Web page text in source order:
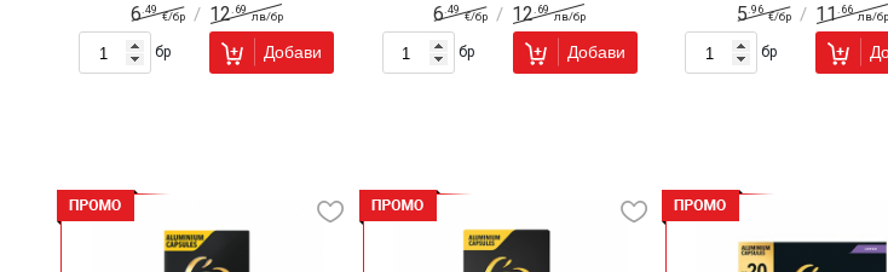
6 .49
€/бр / 12 .69
лв/бр
бр Добави
6 .49
€/бр / 12 .69
лв/бр
бр Добави
5 .96
€/бр / 11 .66
лв/бр
бр